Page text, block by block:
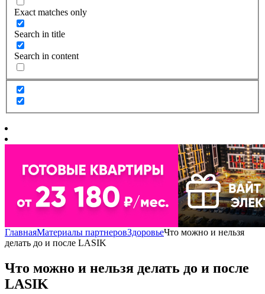
Exact matches only
Search in title
Search in content
ГлавнаяМатериалы партнеровЗдоровьеЧто можно и нельзя
делать до и после LASIK
Что можно и нельзя делать до и после
LASIK